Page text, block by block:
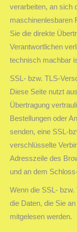
verarbeiten, an sich
maschinenlesbaren
Sie die direkte
Verantwortlichen
technisch machbar
SSL- bzw. TLS-
Diese Seite nutzt
Übertragung
Bestellungen oder
senden, eine SSL-
verschlüsselte
Adresszeile des
und an dem
Wenn die SSL-
die Daten, die Sie
mitgelesen werden.